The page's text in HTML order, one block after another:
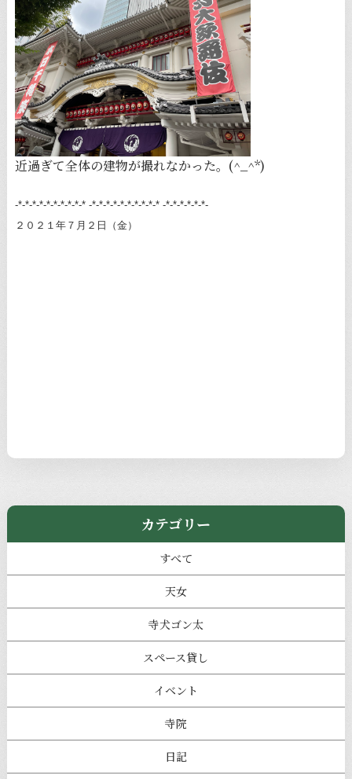
近過ぎて全体の建物が撮れなかった。(^_^*)
-*-*-*-*-*-*-*-*-*-* -*-*-*-*-*-*-*-*-*-* -*-*-*-*-*-*-
２０２１年７月２日（金）
カテゴリー
すべて
天女
寺犬ゴン太
スペース貸し
イベント
寺院
日記